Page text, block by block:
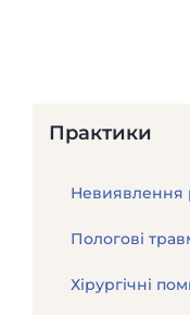
Практики
Невиявлення
Пологові
Хірургічні